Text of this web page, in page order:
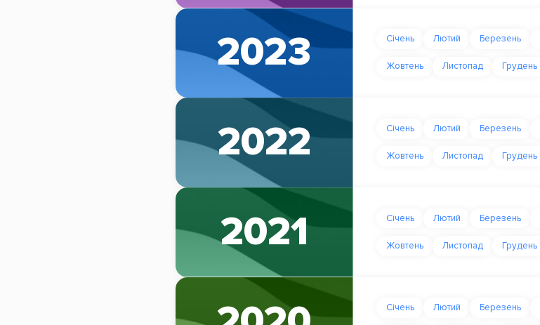
2023 Січень Лютий Березень
Жовтень Листопад Грудень
2022 Січень Лютий Березень
Жовтень Листопад Грудень
2021 Січень Лютий Березень
Жовтень Листопад Грудень
Січень Лютий Березень